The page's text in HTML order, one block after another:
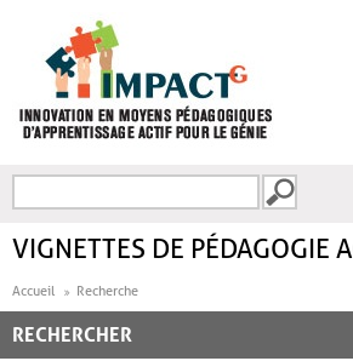
FORMULAIRE DE
VIGNETTES DE PÉDAGOGIE
Accueil Recherche
RECHERCHER